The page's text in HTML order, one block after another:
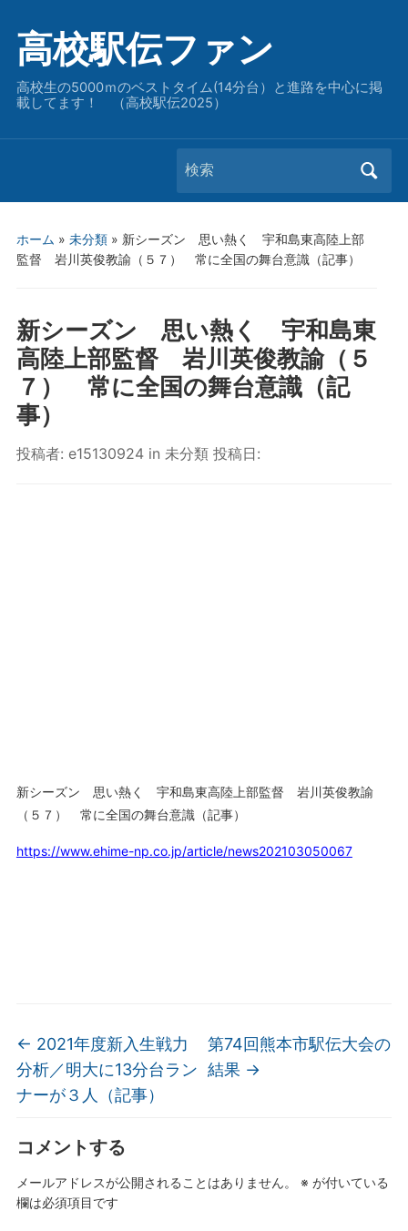
高校駅伝ファン
高校生の5000ｍのベストタイム(14分台）と進路を中心に掲
載してます！ （高校駅伝2025）
Search
for:
ホーム » 未分類» 新シーズン 思い熱く 宇和島東高陸上部
監督 岩川英俊教諭（５７） 常に全国の舞台意識（記事）
新シーズン 思い熱く 宇和島東
高陸上部監督 岩川英俊教諭（５
７） 常に全国の舞台意識（記
事）
投稿者: e15130924 in 未分類投稿日:
新シーズン 思い熱く 宇和島東高陸上部監督 岩川英俊教諭
（５７） 常に全国の舞台意識（記事）
https://www.ehime-np.co.jp/article/news202103050067
← 2021年度新入生戦力
分析／明大に13分台ラン
ナーが３人（記事）
第74回熊本市駅伝大会の
結果 →
コメントする
メールアドレスが公開されることはありません。 ※ が付いている
欄は必須項目です